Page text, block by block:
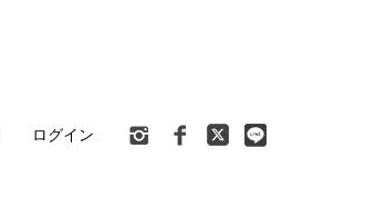
ログイン